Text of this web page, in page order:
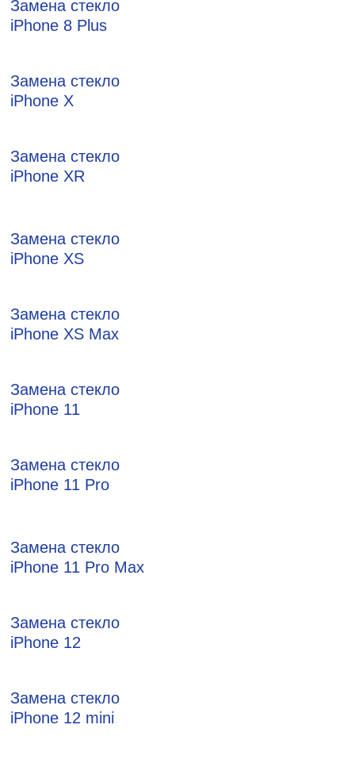
Замена стекло
iPhone 8 Plus
Замена стекло
iPhone X
Замена стекло
iPhone XR
Замена стекло
iPhone XS
Замена стекло
iPhone XS Max
Замена стекло
iPhone 11
Замена стекло
iPhone 11 Pro
Замена стекло
iPhone 11 Pro Max
Замена стекло
iPhone 12
Замена стекло
iPhone 12 mini